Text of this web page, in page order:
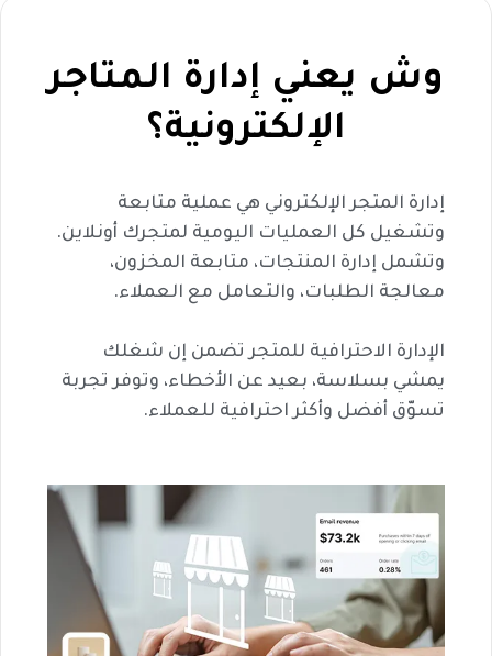
وش يعني إدارة المتاجر
الإلكترونية؟
إدارة المتجر الإلكتروني هي عملية متابعة
وتشغيل كل العمليات اليومية لمتجرك أونلاين.
وتشمل إدارة المنتجات، متابعة المخزون،
معالجة الطلبات، والتعامل مع العملاء.
الإدارة الاحترافية للمتجر تضمن إن شغلك
يمشي بسلاسة، بعيد عن الأخطاء، وتوفر تجربة
تسوّق أفضل وأكثر احترافية للعملاء.